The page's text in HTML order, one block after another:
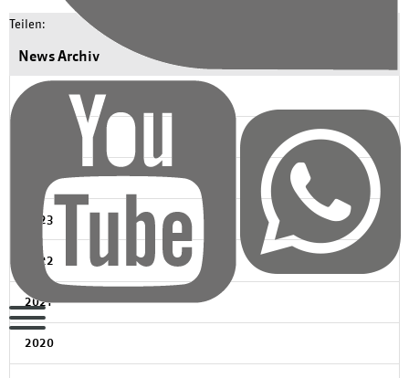
Teilen:
News Archiv
2026
2023
2022
2021
2020